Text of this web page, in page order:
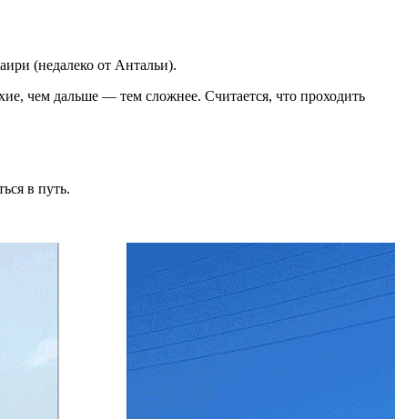
(недалеко от Антальи).
чем дальше — тем сложнее. Считается, что проходить
в путь.